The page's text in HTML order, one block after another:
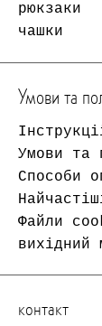
рюкзаки
чашки
Умови та
Умови та
Способи
Файли
вихідний
контакт